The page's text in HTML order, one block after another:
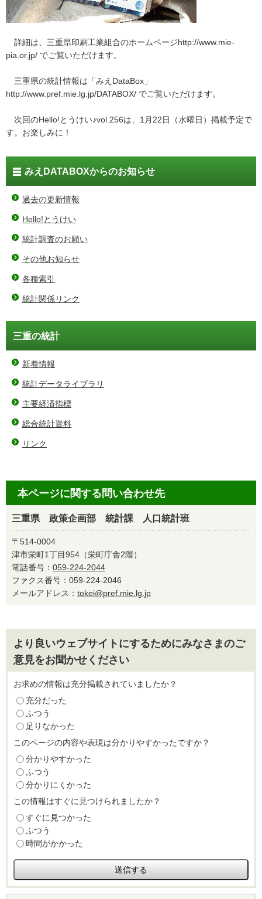
詳細は、三重県印刷工業組合のホームページhttp://www.mie-
pia.or.jp/ でご覧いただけます。
三重県の統計情報は「みえDataBox」
http://www.pref.mie.lg.jp/DATABOX/ でご覧いただけます。
次回のHello!とうけい♪vol.256は、1月22日（水曜日）掲載予定で
す。お楽しみに！
みえDATABOXからのお知らせ
過去の更新情報
Hello!とうけい
統計調査のお願い
その他お知らせ
各種索引
統計関係リンク
三重の統計
新着情報
統計データライブラリ
主要経済指標
総合統計資料
リンク
本ページに関する問い合わせ先
三重県 政策企画部 統計課 人口統計班
〒514-0004
津市栄町1丁目954（栄町庁舎2階）
電話番号： 059-224-2044
ファクス番号：059-224-2046
メールアドレス： tokei@pref.mie.lg.jp
より良いウェブサイトにするためにみなさまのご
意見をお聞かせください
お求めの情報は充分掲載されていましたか？
充分だった
ふつう
足りなかった
このページの内容や表現は分かりやすかったですか？
分かりやすかった
ふつう
分かりにくかった
この情報はすぐに見つけられましたか？
すぐに見つかった
ふつう
時間がかかった